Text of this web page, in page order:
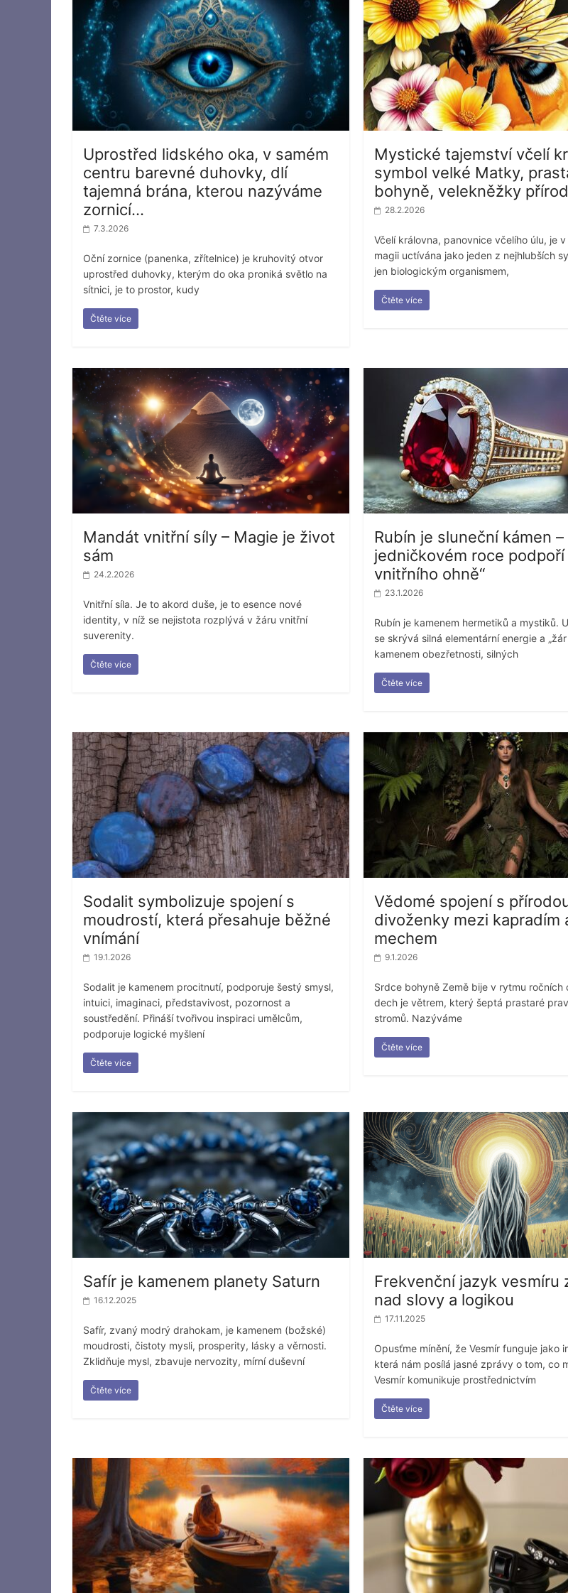
Uprostřed lidského oka, v samém
centru barevné duhovky, dlí
tajemná brána, kterou nazýváme
zornicí…
7.3.2026
Oční zornice (panenka, zřítelnice) je kruhovitý otvor
uprostřed duhovky, kterým do oka proniká světlo na
sítnici, je to prostor, kudy
Čtěte více
Mystické tajemství včelí
symbol velké Matky,
bohyně, velekněžky
28.2.2026
Včelí královna, panovnice včelího úlu, je
magii uctívána jako jeden z nejhlubších
jen biologickým organismem,
Čtěte více
Mandát vnitřní síly – Magie je život
sám
24.2.2026
Vnitřní síla. Je to akord duše, je to esence nové
identity, v níž se nejistota rozplývá v žáru vnitřní
suverenity.
Čtěte více
Rubín je sluneční kámen –
jedničkovém roce podpoří
vnitřního ohně“
23.1.2026
Rubín je kamenem hermetiků a mystiků.
se skrývá silná elementární energie a „žár
kamenem obezřetnosti, silných
Čtěte více
Sodalit symbolizuje spojení s
moudrostí, která přesahuje běžné
vnímání
19.1.2026
Sodalit je kamenem procitnutí, podporuje šestý smysl,
intuici, imaginaci, představivost, pozornost a
soustředění. Přináší tvořivou inspiraci umělcům,
podporuje logické myšlení
Čtěte více
Vědomé spojení s
divoženky mezi kapradím
mechem
9.1.2026
Srdce bohyně Země bije v rytmu ročních
dech je větrem, který šeptá prastaré
stromů. Nazýváme
Čtěte více
Safír je kamenem planety Saturn
16.12.2025
Safír, zvaný modrý drahokam, je kamenem (božské)
moudrosti, čistoty mysli, prosperity, lásky a věrnosti.
Zklidňuje mysl, zbavuje nervozity, mírní duševní
Čtěte více
Frekvenční jazyk vesmíru
nad slovy a logikou
17.11.2025
Opusťme mínění, že Vesmír funguje jako
která nám posílá jasné zprávy o tom, co
Vesmír komunikuje prostřednictvím
Čtěte více